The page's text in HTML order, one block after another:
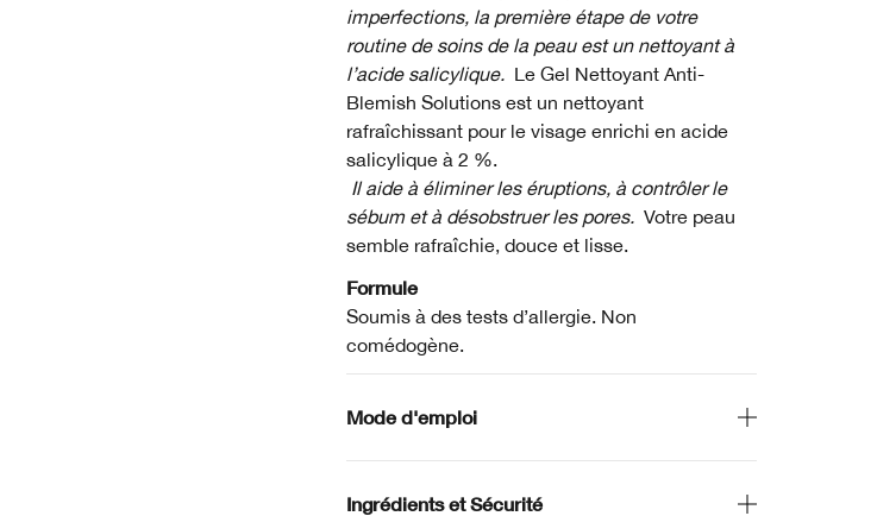
imperfections, la première étape de votre
routine de soins de la peau est un nettoyant à
l’acide salicylique. Le Gel Nettoyant Anti-
Blemish Solutions est un nettoyant
rafraîchissant pour le visage enrichi en acide
salicylique à 2 %.
Il aide à éliminer les éruptions, à contrôler le
sébum et à désobstruer les pores. Votre peau
semble rafraîchie, douce et lisse.
Formule
Soumis à des tests d’allergie. Non
comédogène.
Mode d'emploi
Ingrédients et Sécurité